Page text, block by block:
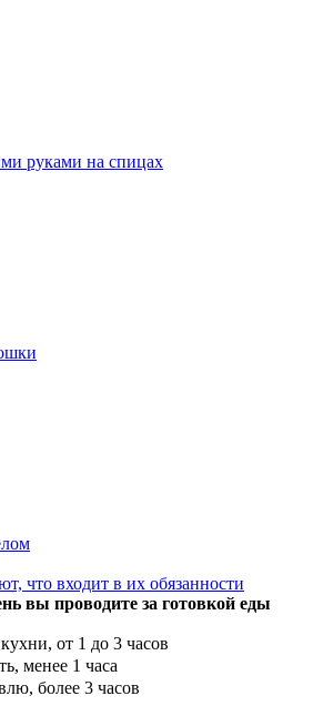
руками на спицах
что входит в их обязанности
вы проводите за готовкой еды
от 1 до 3 часов
менее 1 часа
более 3 часов